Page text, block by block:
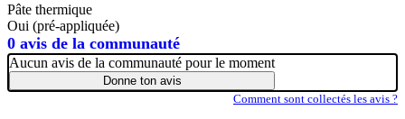
0 avis de la communauté
Pâte thermique
Oui (pré-appliquée)
Aucun avis de la communauté pour le moment
Donne ton avis
Comment sont collectés les avis ?